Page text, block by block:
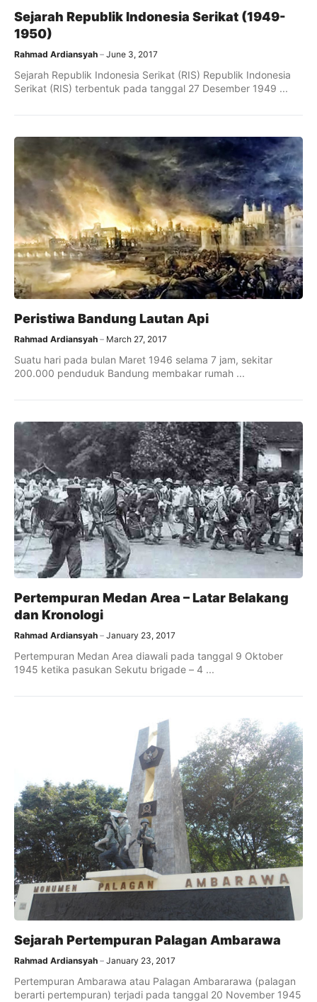
Sejarah Republik Indonesia Serikat (1949-
1950)
Rahmad Ardiansyah June 3, 2017
Sejarah Republik Indonesia Serikat (RIS) Republik Indonesia
Serikat (RIS) terbentuk pada tanggal 27 Desember 1949 ...
Peristiwa Bandung Lautan Api
Rahmad Ardiansyah March 27, 2017
Suatu hari pada bulan Maret 1946 selama 7 jam, sekitar
200.000 penduduk Bandung membakar rumah ...
Pertempuran Medan Area – Latar Belakang
dan Kronologi
Rahmad Ardiansyah January 23, 2017
Pertempuran Medan Area diawali pada tanggal 9 Oktober
1945 ketika pasukan Sekutu brigade – 4 ...
Sejarah Pertempuran Palagan Ambarawa
Rahmad Ardiansyah January 23, 2017
Pertempuran Ambarawa atau Palagan Ambararawa (palagan
berarti pertempuran) terjadi pada tanggal 20 November 1945